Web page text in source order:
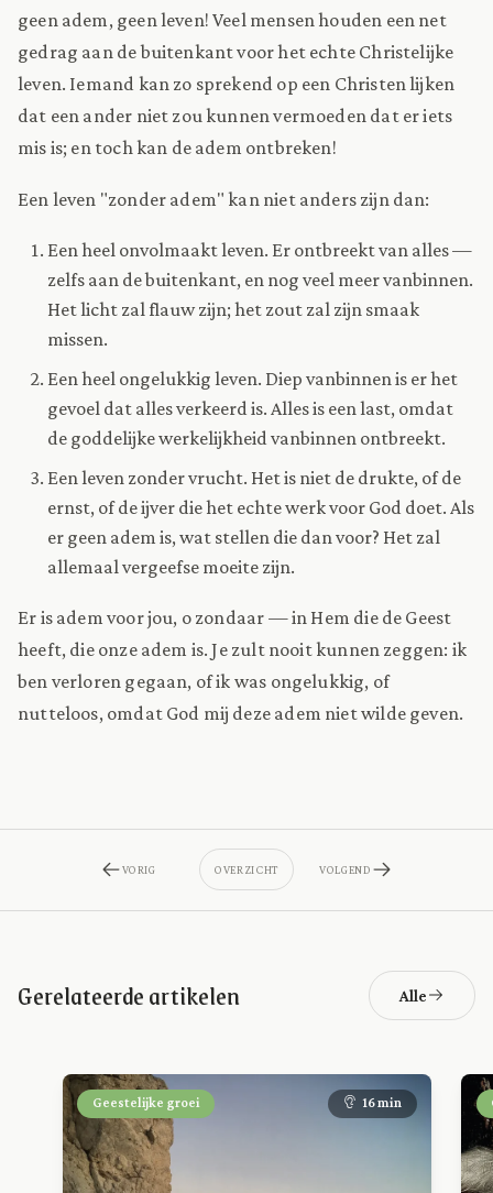
geen adem, geen leven! Veel mensen houden een net
gedrag aan de buitenkant voor het echte Christelijke
leven. Iemand kan zo sprekend op een Christen lijken
dat een ander niet zou kunnen vermoeden dat er iets
mis is; en toch kan de adem ontbreken!
Een leven "zonder adem" kan niet anders zijn dan:
Een heel onvolmaakt leven. Er ontbreekt van alles —
zelfs aan de buitenkant, en nog veel meer vanbinnen.
Het licht zal flauw zijn; het zout zal zijn smaak
missen.
Een heel ongelukkig leven. Diep vanbinnen is er het
gevoel dat alles verkeerd is. Alles is een last, omdat
de goddelijke werkelijkheid vanbinnen ontbreekt.
Een leven zonder vrucht. Het is niet de drukte, of de
ernst, of de ijver die het echte werk voor God doet. Als
er geen adem is, wat stellen die dan voor? Het zal
allemaal vergeefse moeite zijn.
Er is adem voor jou, o zondaar — in Hem die de Geest
heeft, die onze adem is. Je zult nooit kunnen zeggen: ik
ben verloren gegaan, of ik was ongelukkig, of
nutteloos, omdat God mij deze adem niet wilde geven.
VORIG OVERZICHT VOLGEND
Gerelateerde artikelen Alle
Geestelijke groei 16 min